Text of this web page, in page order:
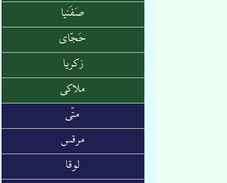
صَفَنیا
حَجّای
زکریا
ملاکی
متّی
مرقس
لوقا